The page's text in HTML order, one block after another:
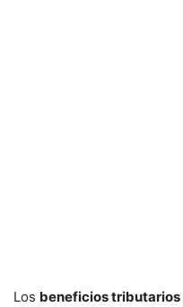
Los beneficios tributarios